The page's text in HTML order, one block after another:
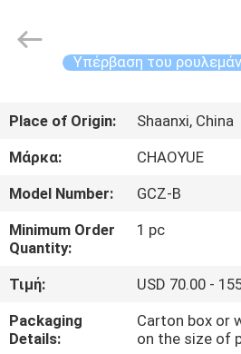
ΠΡΟΪΌΝΤΑ
ΕΜΕΊΣ
ΓΎΡΟΣ
ΕΡΓΟΣΤΑΣΊΩΝ
Chaoyue
Clutch
Υπέρβαση του
Place of Origin:
Shaanxi, China
Μάρκα:
CHAOYUE
Model Number:
GCZ-B
Minimum Order
Quantity:
1 pc
Τιμή:
USD 70.00 -
Packaging
Details:
Carton box or
on the size of